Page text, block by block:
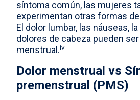
síntoma común, las mujeres
experimentan otras formas
El dolor lumbar, las náuseas,
dolores de cabeza pueden
menstrual.iv
Dolor menstrual vs
premenstrual (PMS)